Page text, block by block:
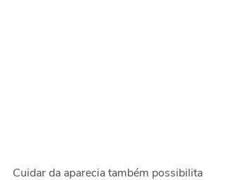
Cuidar da aparecia também possibilita